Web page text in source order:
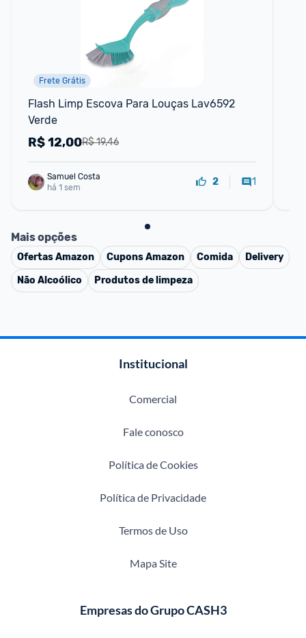
Frete Grátis
Flash Limp Escova Para Louças Lav6592
Verde
R$ 19,46
R$12,00
Samuel Costa
há 1 sem
2 1
Mais opções
OfertasAmazon CuponsAmazon Comida
Delivery
Não Alcoólico
Produtos de limpeza
Institucional
Comercial
Fale conosco
Política de Cookies
Política de Privacidade
Termos de Uso
Mapa Site
Empresas do Grupo CASH3